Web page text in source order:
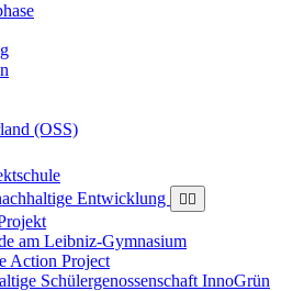
(OSS)
Entwicklung
am Leibniz-Gymnasium
Action Project
Schülergenossenschaft InnoGrün